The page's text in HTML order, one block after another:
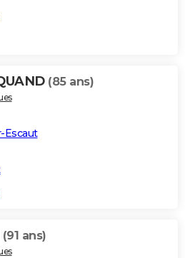
(85 ans)
Escaut
(91 ans)